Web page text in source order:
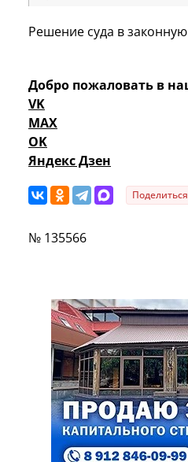
Решение суда в
Добро пожаловать в
VK
MAX
OK
Яндекс Дзен
Поделиться
№ 135566